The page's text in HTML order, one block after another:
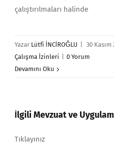
çalıştırılmaları halinde
Yazar Lütfi İNCİROĞLU 30 Kasım
Çalışma İzinleri
0 Yorum
Devamını Oku
İlgili Mevzuat ve
Tıklayınız